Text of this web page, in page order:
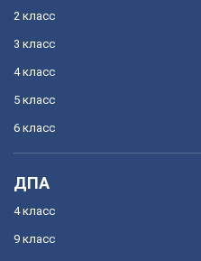
2 класс
3 класс
4 класс
5 класс
6 класс
ДПА
4 класс
9 класс